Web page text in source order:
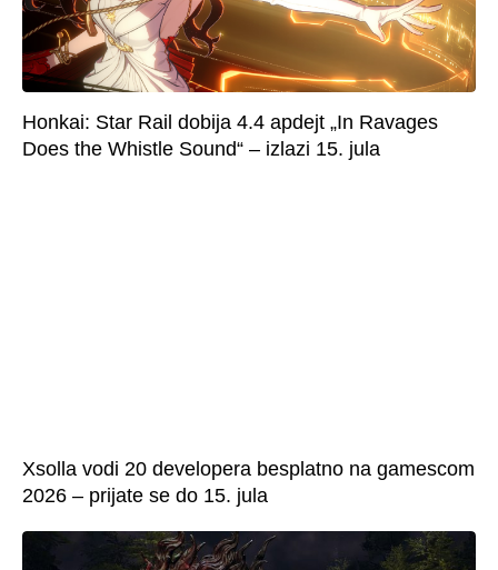
Honkai: Star Rail dobija 4.4 apdejt „In Ravages
Does the Whistle Sound“ – izlazi 15. jula
Xsolla vodi 20 developera besplatno na gamescom
2026 – prijate se do 15. jula